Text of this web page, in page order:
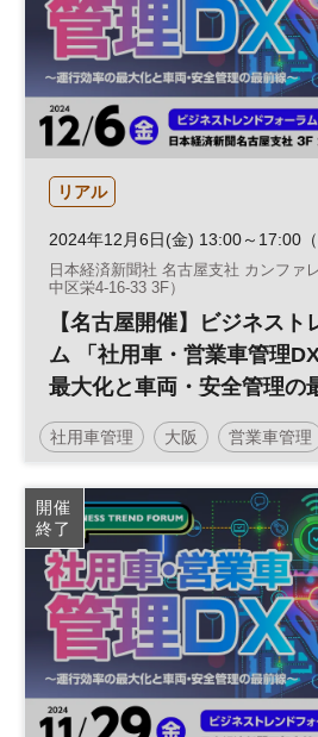
リアル
2024年12月6日(金) 13:00～17:00
日本経済新聞社 名古屋支社 カンファ
中区栄4-16-33 3F）
【名古屋開催】ビジネスト
ム 「社用車・営業車管理
最大化と車両・安全管理の
社用車管理 大阪 営業車管理
安全管理 運行管理 ビジネス
営業戦略 働き方改革 営業支
ビジネス変革 組織 DX
開催
終了